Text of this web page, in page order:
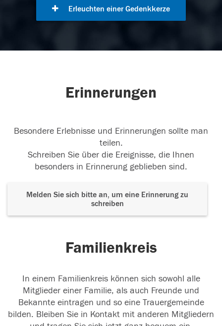
Erleuchten einer Gedenkkerze
Erinnerungen
Besondere Erlebnisse und Erinnerungen sollte man
teilen.
Schreiben Sie über die Ereignisse, die Ihnen
besonders in Erinnerung geblieben sind.
Melden Sie sich bitte an, um eine Erinnerung zu
schreiben
Familienkreis
In einem Familienkreis können sich sowohl alle
Mitglieder einer Familie, als auch Freunde und
Bekannte eintragen und so eine Trauergemeinde
bilden. Bleiben Sie in Kontakt mit anderen Mitgliedern